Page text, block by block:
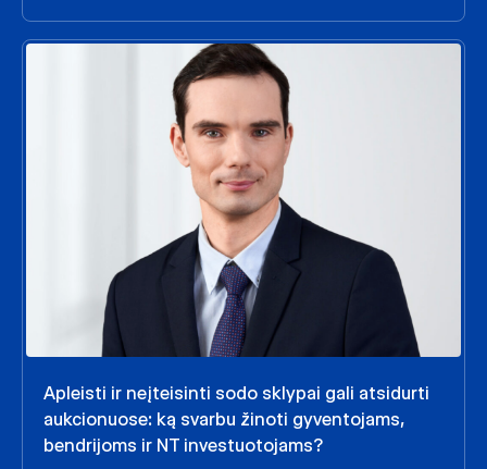
Apleisti ir neįteisinti sodo sklypai gali atsidurti
aukcionuose: ką svarbu žinoti gyventojams,
bendrijoms ir NT investuotojams?